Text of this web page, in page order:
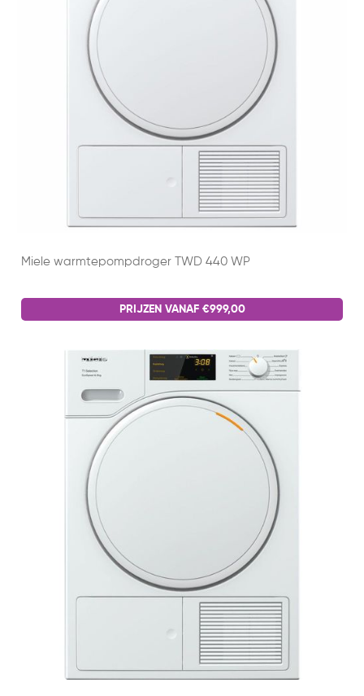
Miele warmtepompdroger TWD 440 WP
PRIJZEN VANAF €999,00